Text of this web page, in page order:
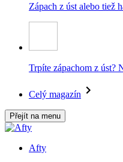
Zápach z úst alebo tiež
Trpíte zápachom z úst?
Celý magazín
Přejít na menu
Afty